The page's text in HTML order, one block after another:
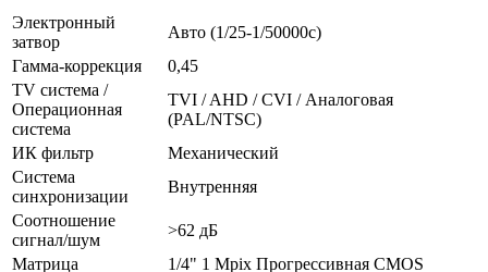
Электронный
затвор
Авто (1/25-1/50000c)
Гамма-коррекция
0,45
TV система /
Операционная
система
TVI / AHD / CVI / Аналоговая
(PAL/NTSC)
ИК фильтр
Механический
Система
синхронизации
Внутренняя
Соотношение
сигнал/шум
>62 дБ
Матрица
1/4" 1 Mpix Прогрессивная CMOS